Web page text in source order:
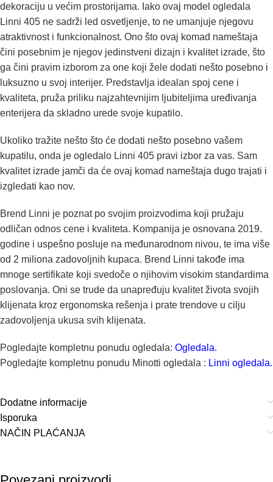
dekoraciju u većim prostorijama. Iako ovaj model ogledala
Linni 405 ne sadrži led osvetljenje, to ne umanjuje njegovu
atraktivnost i funkcionalnost. Ono što ovaj komad nameštaja
čini posebnim je njegov jedinstveni dizajn i kvalitet izrade, što
ga čini pravim izborom za one koji žele dodati nešto posebno i
luksuzno u svoj interijer. Predstavlja idealan spoj cene i
kvaliteta, pruža priliku najzahtevnijim ljubiteljima uređivanja
enterijera da skladno urede svoje kupatilo.
Ukoliko tražite nešto što će dodati nešto posebno vašem
kupatilu, onda je ogledalo Linni 405 pravi izbor za vas. Sam
kvalitet izrade jamči da će ovaj komad nameštaja dugo trajati i
izgledati kao nov.
Brend Linni je poznat po svojim proizvodima koji pružaju
odličan odnos cene i kvaliteta. Kompanija je osnovana 2019.
godine i uspešno posluje na međunarodnom nivou, te ima više
od 2 miliona zadovoljnih kupaca. Brend Linni takođe ima
mnoge sertifikate koji svedoče o njihovim visokim standardima
poslovanja. Oni se trude da unapređuju kvalitet života svojih
klijenata kroz ergonomska rešenja i prate trendove u cilju
zadovoljenja ukusa svih klijenata.
Pogledajte kompletnu ponudu ogledala: Ogledala.
Pogledajte kompletnu ponudu Minotti ogledala : Linni ogledala.
Dodatne informacije
Isporuka
NAČIN PLAĆANJA